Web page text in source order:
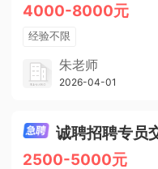
4000-8000元
经验不限
学历不限
1人
朱老师
博学启智教育
2026-04-01
诚聘招聘专员
2500-5000元